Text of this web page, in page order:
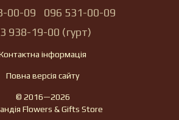
00-09
096 531-00-09
938-19-00 (гурт)
інформація
Повна версія сайту
© 2016—2026
Flowers & Gifts Store